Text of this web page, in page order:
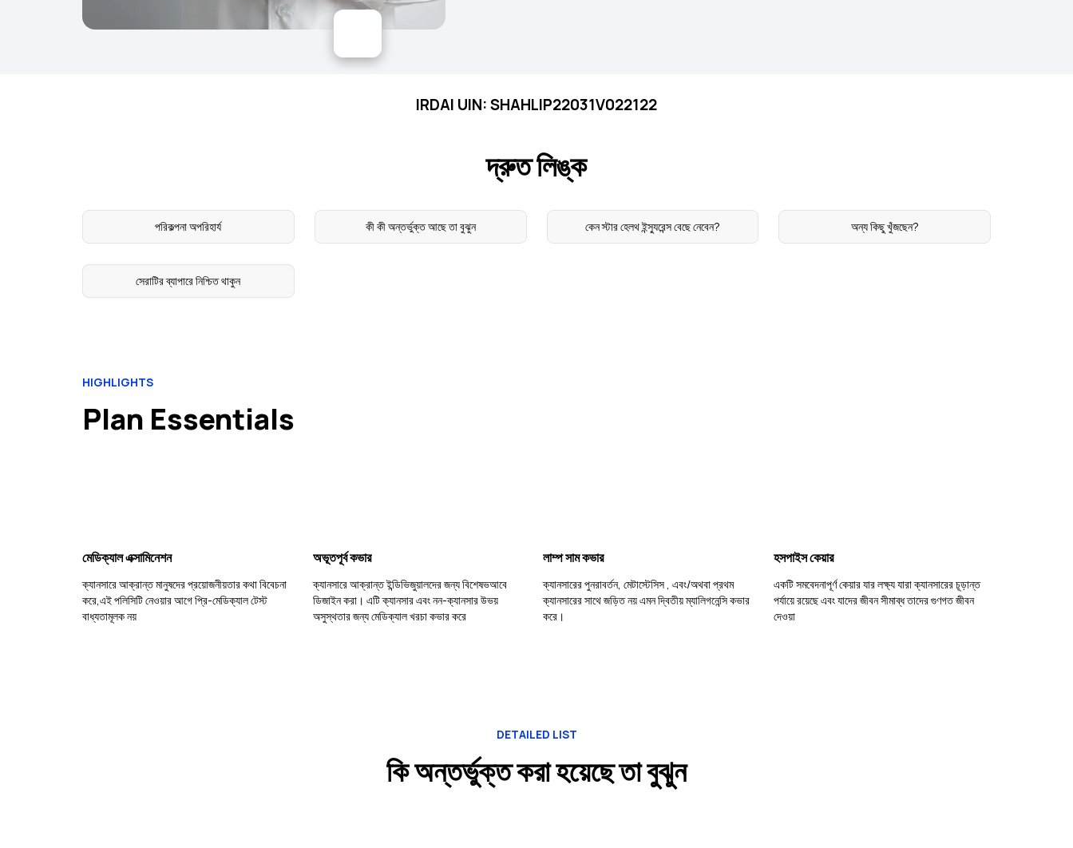
IRDAI UIN: SHAHLIP22031V022122
দ্রুত লিঙ্ক
পরিকল্পনা অপরিহার্য কী কী অন্তর্ভুক্ত আছে তা বুঝুন কেন স্টার হেলথ ইন্স্যুরেন্স বেছে নেবেন? অন্য কিছু খুঁজছেন?
সেরাটির ব্যাপারে নিশ্চিত থাকুন
HIGHLIGHTS
Plan Essentials
মেডিক্যাল এক্সামিনেশন
ক্যানসারে আক্রান্ত মানুষদের প্রয়োজনীয়তার কথা বিবেচনা
করে,এই পলিসিটি নেওয়ার আগে প্রি-মেডিক্যাল টেস্ট
বাধ্যতামূলক নয়
অভূতপূর্ব কভার
ক্যানসারে আক্রান্ত ইন্ডিভিজুয়ালদের জন্য বিশেষভআবে
ডিজাইন করা। এটি ক্যানসার এবং নন-ক্যানসার উভয়
অসুস্থতার জন্য মেডিক্যাল খরচা কভার করে
লাম্প সাম কভার
ক্যানসারের পুনরাবর্তন, মেটাস্টেসিস , এবং/অথবা প্রথম
ক্যানসারের সাথে জড়িত নয় এমন দ্বিতীয় ম্যালিগনেন্সি কভার
করে।
হসপাইস কেয়ার
একটি সমবেদনাপূর্ণ কেয়ার যার লক্ষ্য যারা ক্যানসারের চূড়ান্ত
পর্যায়ে রয়েছে এবং যাদের জীবন সীমাব্ধ তাদের গুণগত জীবন
দেওয়া
DETAILED LIST
কি অন্তর্ভুক্ত করা হয়েছে তা বুঝুন